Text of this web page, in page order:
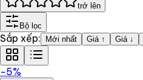
trở lên
Bộ lọc
Sắp xếp: Mới nhất Giá ↑ Giá ↓
−5%